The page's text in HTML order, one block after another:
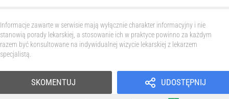
Informacje zawarte w serwisie mają wyłącznie charakter informacyjny i nie
stanowią porady lekarskiej, a stosowanie ich w praktyce powinno za każdym
razem być konsultowane na indywidualnej wizycie lekarskiej z lekarzem
specjalistą.
UDOSTĘPNIJ
SKOMENTUJ